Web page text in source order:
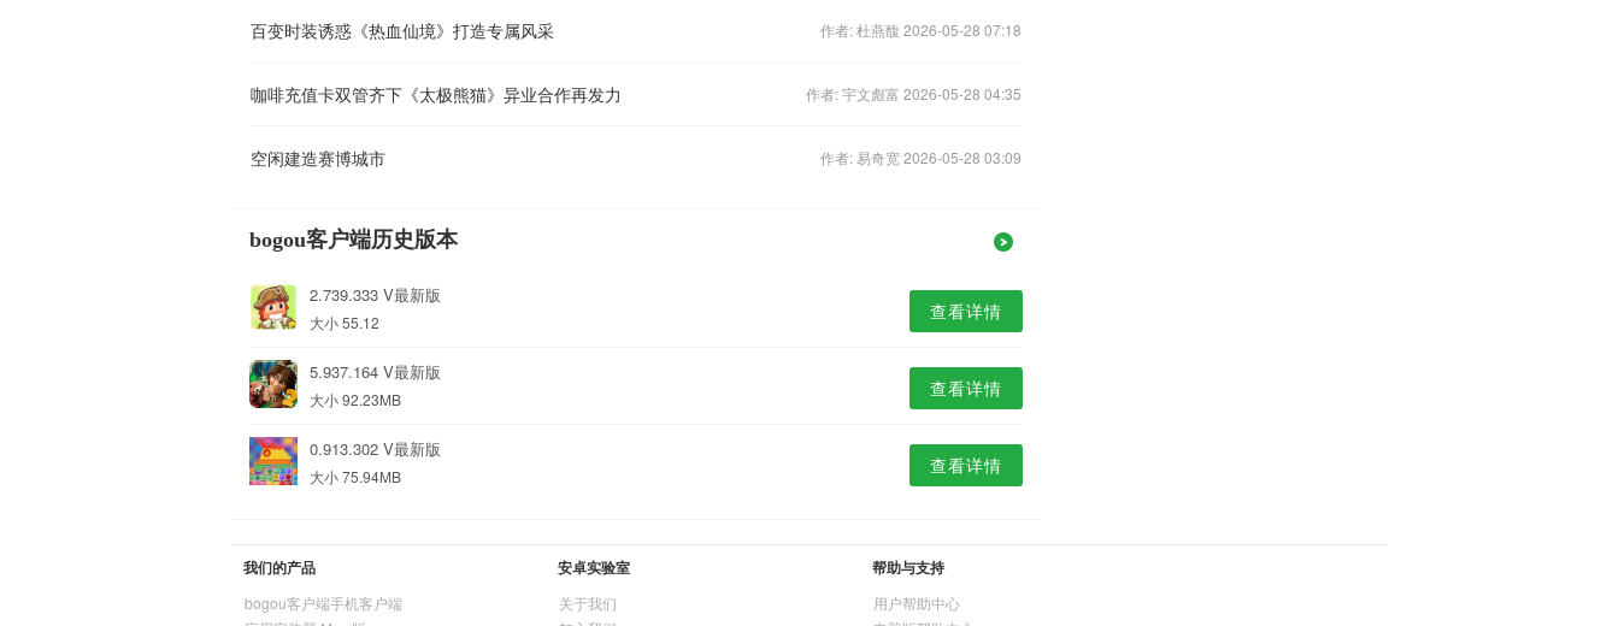
百变时装诱惑《热血仙境》打造专属风采 作者: 杜燕馥 2026-05-28 07:18
咖啡充值卡双管齐下《太极熊猫》异业合作再发力 作者: 宇文彪富 2026-05-28 04:35
空闲建造赛博城市 作者: 易奇宽 2026-05-28 03:09
bogou客户端历史版本
2.739.333 V最新版
大小 55.12 查看详情
5.937.164 V最新版
大小 92.23MB 查看详情
0.913.302 V最新版
大小 75.94MB 查看详情
我们的产品
bogou客户端手机客户端
安卓实验室
关于我们
帮助与支持
用户帮助中心